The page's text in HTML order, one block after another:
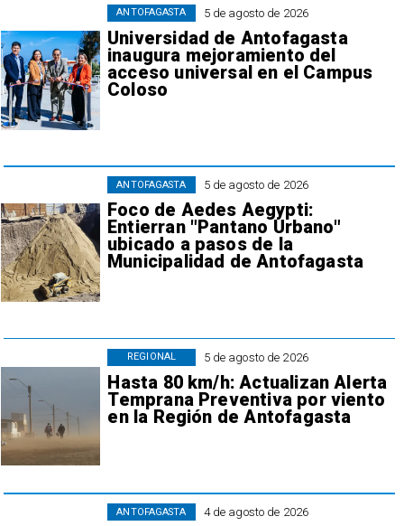
5 de agosto de 2026
Universidad de Antofagasta
inaugura mejoramiento del
acceso universal en el Campus
Coloso
ANTOFAGASTA
5 de agosto de 2026
Foco de Aedes Aegypti:
Entierran "Pantano Urbano"
ubicado a pasos de la
Municipalidad de Antofagasta
ANTOFAGASTA
5 de agosto de 2026
Hasta 80 km/h: Actualizan Alerta
Temprana Preventiva por viento
en la Región de Antofagasta
REGIONAL
4 de agosto de 2026
ANTOFAGASTA